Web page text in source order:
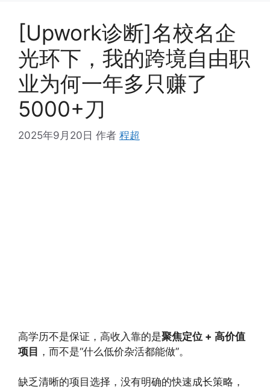
[Upwork诊断]名校名企
光环下，我的跨境自由职
业为何一年多只赚了
5000+刀
2025年9月20日 作者 程超
高学历不是保证，高收入靠的是聚焦定位 + 高价值
项目 ，而不是“什么低价杂活都能做”。
缺乏清晰的项目选择，没有明确的快速成长策略，